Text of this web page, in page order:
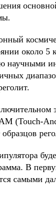
около 5
научными
(Touch-
образцов
В
самыми